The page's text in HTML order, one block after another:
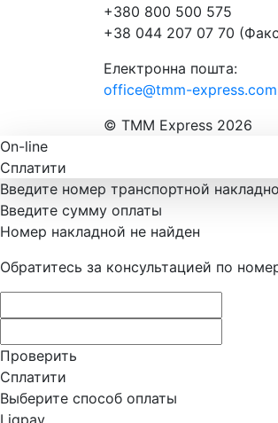
+380 800 500 575
+38 044 207 07 70
Електронна пошта:
office@tmm-express.com
© ТММ Express 2026
On-line
Сплатити
Введите номер транспортной
Введите сумму оплаты
Номер накладной не найден
Обратитесь за консультацией по
Проверить
Сплатити
Выберите способ оплаты
Liqpay